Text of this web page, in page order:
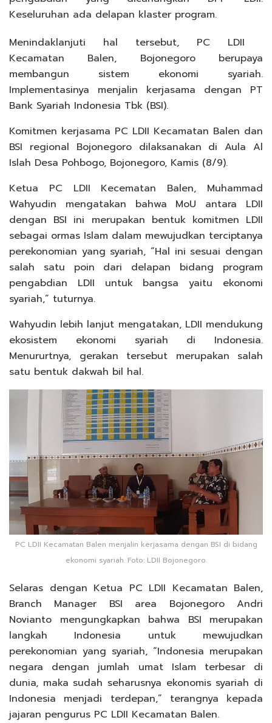
Keseluruhan ada delapan klaster program.
Menindaklanjuti hal tersebut, PC LDII
Kecamatan Balen, Bojonegoro berupaya
membangun sistem ekonomi syariah.
Implementasinya menjalin kerjasama dengan PT
Bank Syariah Indonesia Tbk (BSI).
Komitmen kerjasama PC LDII Kecamatan Balen dan
BSI regional Bojonegoro dilaksanakan di Aula Al
Islah Desa Pohbogo, Bojonegoro, Kamis (8/9).
Ketua PC LDII Kecematan Balen, Muhammad
Wahyudin mengatakan bahwa MoU antara LDII
dengan BSI ini merupakan bentuk komitmen LDII
sebagai ormas Islam dalam mewujudkan terciptanya
perekonomian yang syariah, “Hal ini sesuai dengan
salah satu poin dari delapan bidang program
pengabdian LDII untuk bangsa yaitu ekonomi
syariah,” tuturnya.
Wahyudin lebih lanjut mengatakan, LDII mendukung
ekosistem ekonomi syariah di Indonesia.
Menururtnya, gerakan tersebut merupakan salah
satu bentuk dakwah bil hal.
PC LDII Kecamatan Balen menjalin kerjasama dengan BSI di bidang
ekonomi syariah. Foto: LDII Bojonegoro.
Selaras dengan Ketua PC LDII Kecamatan Balen,
Branch Manager BSI area Bojonegoro Andri
Novianto mengungkapkan bahwa BSI merupakan
langkah Indonesia untuk mewujudkan
perekonomian yang syariah, “Indonesia merupakan
negara dengan jumlah umat Islam terbesar di
dunia, maka sudah seharusnya ekonomis syariah di
Indonesia menjadi terdepan,” terangnya kepada
jajaran pengurus PC LDII Kecamatan Balen.